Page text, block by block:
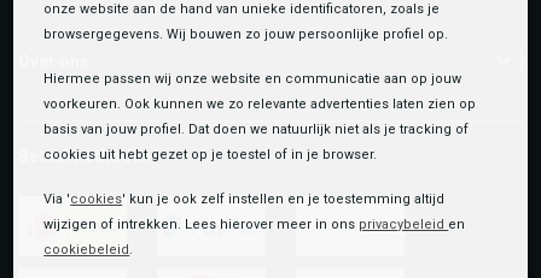
Betaalmethoden
onze website aan de hand van unieke identificatoren, zoals je
browsergegevens. Wij bouwen zo jouw persoonlijke profiel op.
Hiermee passen wij onze website en communicatie aan op jouw
voorkeuren. Ook kunnen we zo relevante advertenties laten zien op
basis van jouw profiel. Dat doen we natuurlijk niet als je tracking of
cookies uit hebt gezet op je toestel of in je browser.
Via 'cookies' kun je ook zelf instellen en je toestemming altijd
wijzigen of intrekken. Lees hierover meer in ons privacybeleid en
cookiebeleid .